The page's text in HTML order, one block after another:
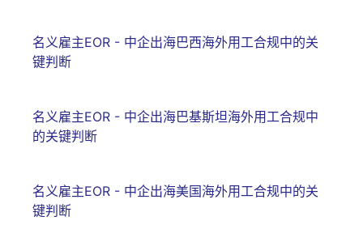
名义雇主EOR - 中企出海巴西海外用工合规中的关
键判断
名义雇主EOR - 中企出海巴基斯坦海外用工合规中
的关键判断
名义雇主EOR - 中企出海美国海外用工合规中的关
键判断